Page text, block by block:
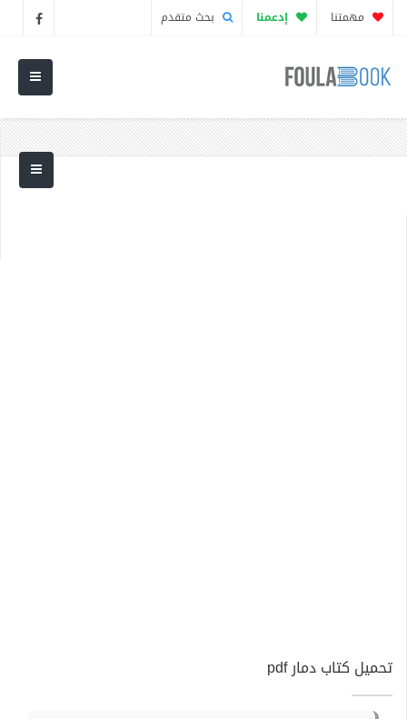
مهمتنا إدعمنا بحث متقدم
تحميل كتاب دمار pdf